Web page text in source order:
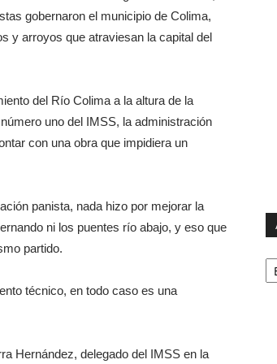
gobernaron el municipio de Colima,
y arroyos que atraviesan la capital del
del Río Colima a la altura de la
uno del IMSS, la administración
con una obra que impidiera un
panista, nada hizo por mejorar la
ni los puentes río abajo, y eso que
partido.
técnico, en todo caso es una
Hernández, delegado del IMSS en la